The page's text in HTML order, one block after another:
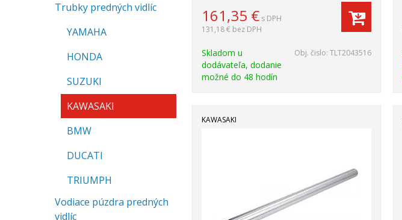
161,35 € s DPH
131,18 € bez DPH
Skladom u
dodávateľa, dodanie
možné do 48 hodín
Obj. čislo:TLT2043516
KAWASAKI
Trubky predných vidlíc
YAMAHA
HONDA
SUZUKI
KAWASAKI
BMW
DUCATI
TRIUMPH
Vodiace púzdra predných
vidlíc